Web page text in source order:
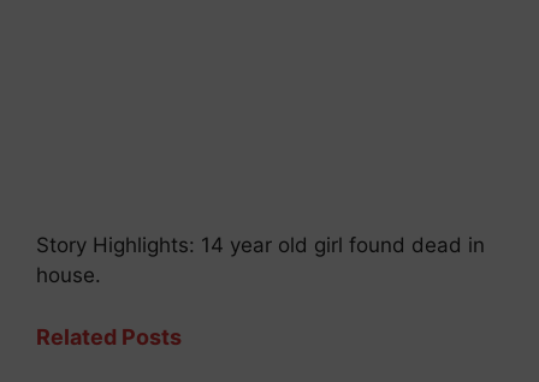
Story Highlights: 14 year old girl found dead in
house.
Related Posts